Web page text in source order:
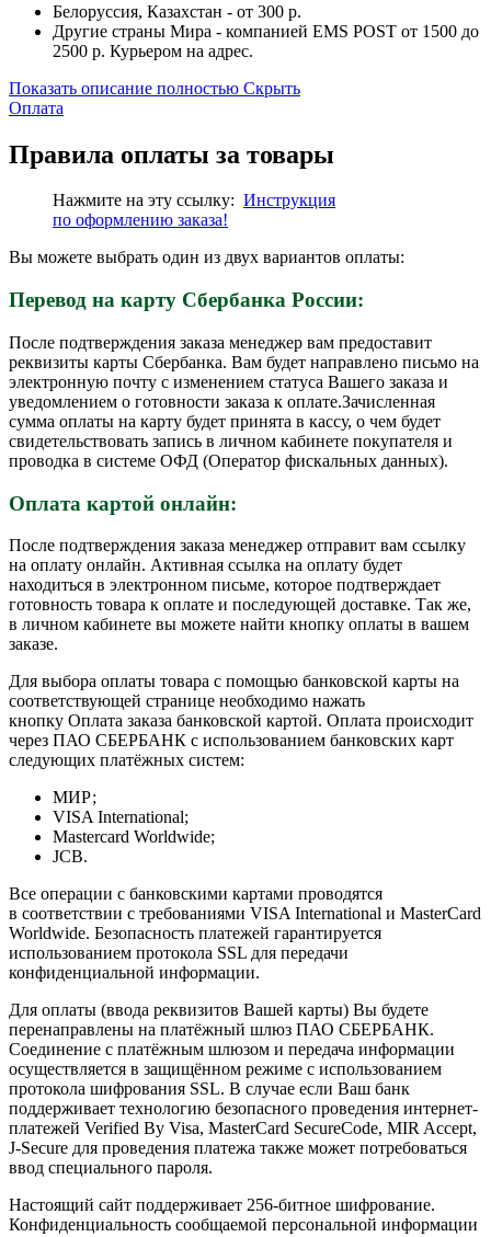
Белоруссия, Казахстан - от 300 р.
Другие страны Мира - компанией EMS POST от 1500 до
2500 р. Курьером на адрес.
Показать описание полностью Скрыть
Оплата
Правила оплаты за товары
Нажмите на эту ссылку: Инструкция
по оформлению заказа!
Вы можете выбрать один из двух вариантов оплаты:
Перевод на карту Сбербанка России:
После подтверждения заказа менеджер вам предоставит
реквизиты карты Сбербанка. Вам будет направлено письмо на
электронную почту с изменением статуса Вашего заказа и
уведомлением о готовности заказа к оплате.Зачисленная
сумма оплаты на карту будет принята в кассу, о чем будет
свидетельствовать запись в личном кабинете покупателя и
проводка в системе ОФД (Оператор фискальных данных).
Оплата картой онлайн:
После подтверждения заказа менеджер отправит вам ссылку
на оплату онлайн. Активная ссылка на оплату будет
находиться в электронном письме, которое подтверждает
готовность товара к оплате и последующей доставке. Так же,
в личном кабинете вы можете найти кнопку оплаты в вашем
заказе.
Для выбора оплаты товара с помощью банковской карты на
соответствующей странице необходимо нажать
кнопку Оплата заказа банковской картой. Оплата происходит
через ПАО СБЕРБАНК с использованием банковских карт
следующих платёжных систем:
МИР;
VISA International;
Mastercard Worldwide;
JCB.
Все операции с банковскими картами проводятся
в соответствии с требованиями VISA International и MasterCard
Worldwide. Безопасность платежей гарантируется
использованием протокола SSL для передачи
конфиденциальной информации.
Для оплаты (ввода реквизитов Вашей карты) Вы будете
перенаправлены на платёжный шлюз ПАО СБЕРБАНК.
Соединение с платёжным шлюзом и передача информации
осуществляется в защищённом режиме с использованием
протокола шифрования SSL. В случае если Ваш банк
поддерживает технологию безопасного проведения интернет-
платежей Verified By Visa, MasterCard SecureCode, MIR Accept,
J-Secure для проведения платежа также может потребоваться
ввод специального пароля.
Настоящий сайт поддерживает 256-битное шифрование.
Конфиденциальность сообщаемой персональной информации